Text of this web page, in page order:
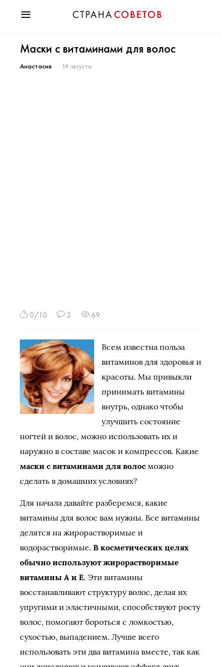
Мода
Звезды
Маски с витаминами для волос
Анастасия 14 августа
0/10 2 69
Всем известна польза
витаминов для здоровья и
красоты. Мы привыкли
принимать витамины
внутрь, однако чтобы
улучшить состояние
ногтей и волос, можно использовать их и
наружно в составе масок и компрессов. Какие
маски с витаминами для волос можно
сделать в домашних условиях?
Для начала давайте разберемся, какие
витамины для волос вам нужны. Все витамины
делятся на жирорастворимые и
водорастворимые. В косметических целях
обычно используют жирорастворимые
витамины А и Е. Эти витамины
восстанавливают структуру волос, делая их
упругими и эластичными, способствуют росту
волос, помогают бороться с ломкостью,
сухостью, выпадением. Лучше всего
использовать эти два витамина вместе, так как